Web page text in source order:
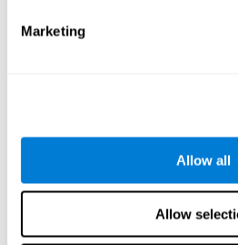
Marketing
Allow all
Allow
Recordar la
nuestro día a día, por ejemplo,
Otras capacidades
relevantes son: